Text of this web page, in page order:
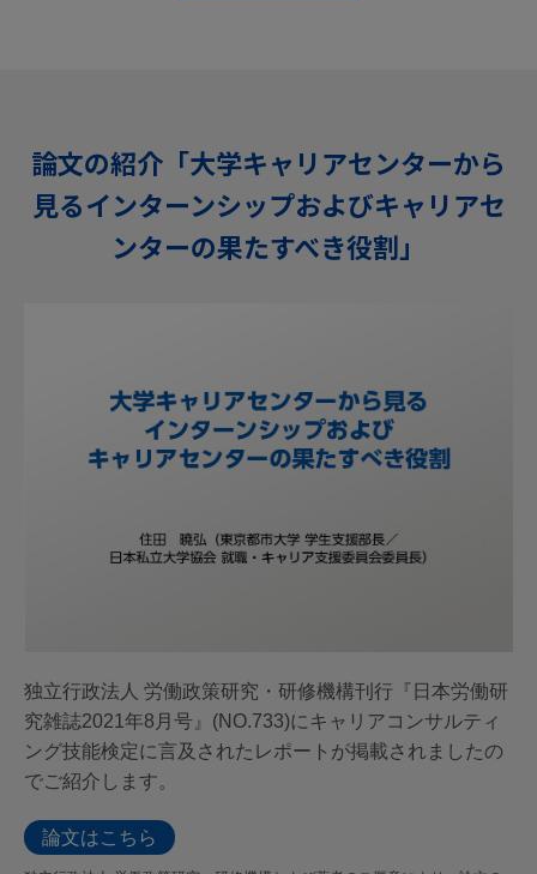
論文の紹介「大学キャリアセンターから
見るインターンシップおよびキャリアセ
ンターの果たすべき役割」
独立行政法人 労働政策研究・研修機構刊行『日本労働研
究雑誌2021年8月号』(NO.733)にキャリアコンサルティ
ング技能検定に言及されたレポートが掲載されましたの
でご紹介します。
論文はこちら